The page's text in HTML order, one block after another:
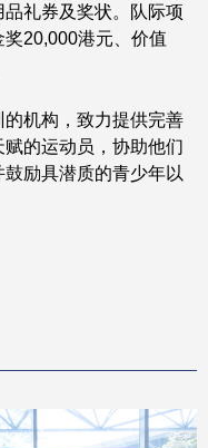
礼券及奖状。队际项
20,000港元、价值
机构，致力提供完善
的运动员，协助他们
励具潜质的青少年以